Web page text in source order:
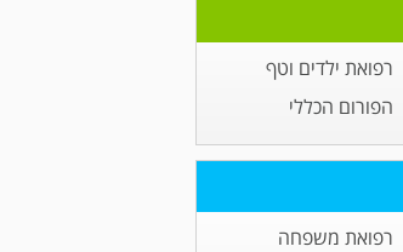
רפואת ילדים וטף
הפורום הכללי
רפואת משפחה